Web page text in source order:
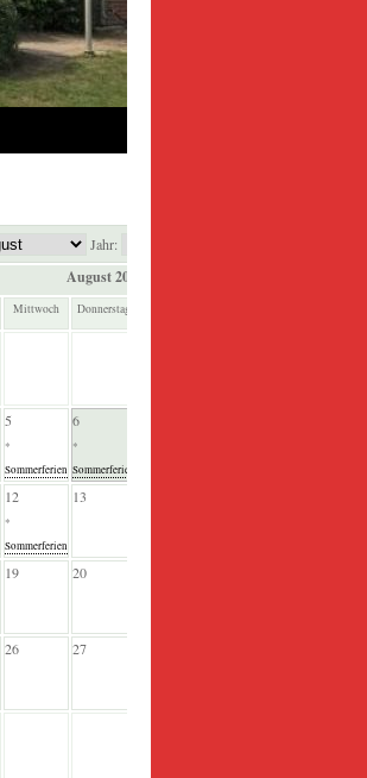
Jahr:
August 2026
Mittwoch Donnerstag
5
*
Sommerferien
6
*
Sommerferien
12
*
Sommerferien
13
19 20
26 27